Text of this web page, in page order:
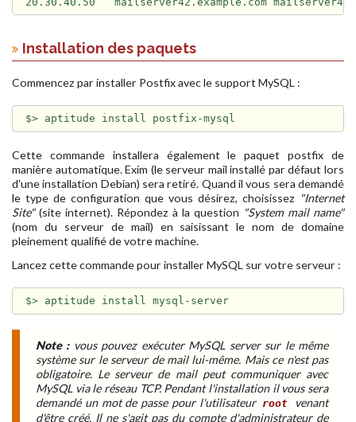
Installation des paquets
Commencez par installer Postfix avec le support MySQL :
Cette commande installera également le paquet postfix de
manière automatique. Exim (le serveur mail installé par défaut lors
d'une installation Debian) sera retiré. Quand il vous sera demandé
le type de configuration que vous désirez, choisissez "Internet
Site"(site internet). Répondez à la question "System mail name"
(nom du serveur de mail) en saisissant le nom de domaine
pleinement qualifié de votre machine.
Lancez cette commande pour installer MySQL sur votre serveur :
Note :vous pouvez exécuter MySQL server sur le même
système sur le serveur de mail lui-même. Mais ce n'est pas
obligatoire. Le serveur de mail peut communiquer avec
MySQL via le réseau TCP. Pendant l'installation il vous sera
demandé un mot de passe pour l'utilisateur root
venant
d'être créé. Il ne s'agit pas du compte d'administrateur de